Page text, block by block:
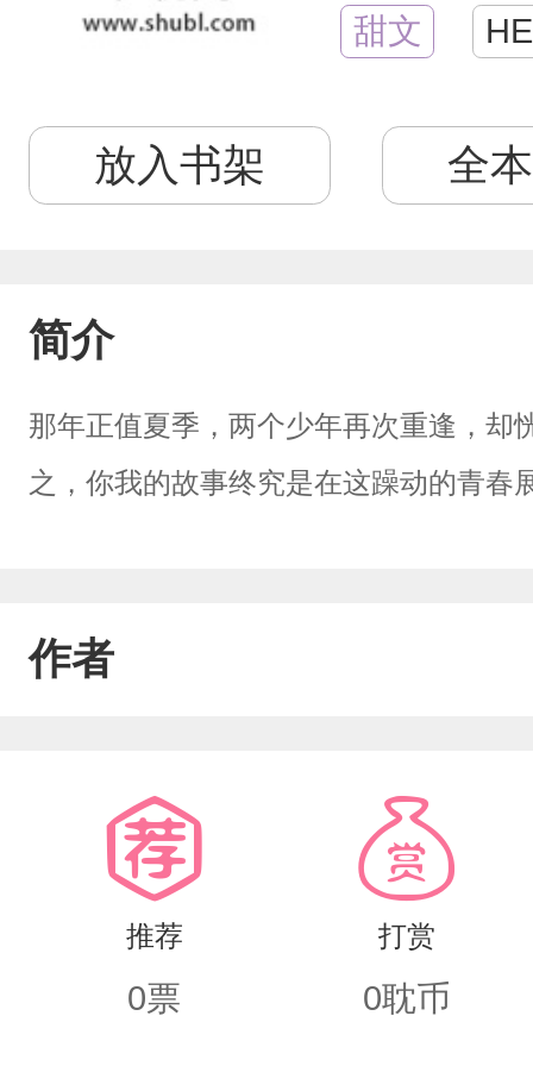
甜文 HE
放入书架 全
简介
那年正值夏季，两个少年再次重逢，却
之，你我的故事终究是在这躁动的青春
作者
推荐
0票
打赏
0耽币